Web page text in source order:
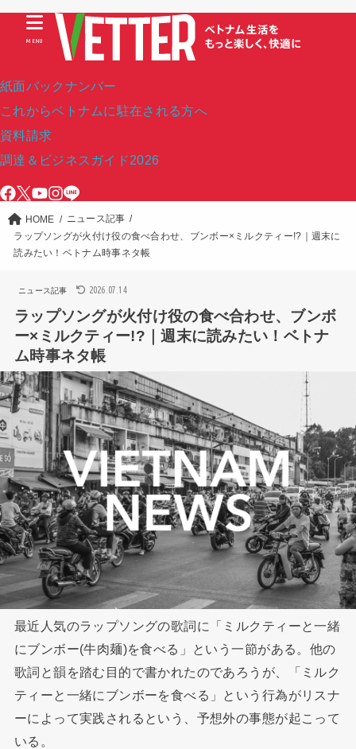
紙面バックナンバー
これからベトナムに駐在される方へ
資料請求
調達＆ビジネスガイド2026
MENU
HOME
ニュース記事
ラップソングが火付け役の食べ合わせ、ブンボー×ミルクティー!?｜週末に
読みたい！ベトナム時事ネタ帳
ニュース記事 2026.07.14
ラップソングが火付け役の食べ合わせ、ブンボ
ー×ミルクティー!?｜週末に読みたい！ベトナ
ム時事ネタ帳
最近人気のラップソングの歌詞に「ミルクティーと一緒
にブンボー(牛肉麺)を食べる」という一節がある。他の
歌詞と韻を踏む目的で書かれたのであろうが、「ミルク
ティーと一緒にブンボーを食べる」という行為がリスナ
ーによって実践されるという、予想外の事態が起こって
いる。